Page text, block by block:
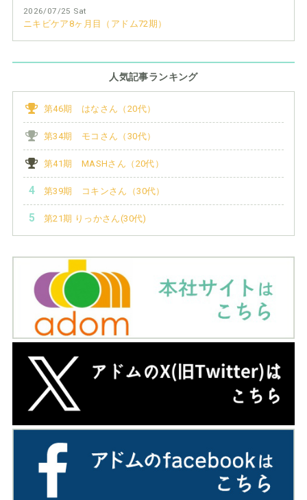
2026/07/25 Sat
ニキビケア8ヶ月目（アドム72期）
人気記事ランキング
第46期 はなさん（20代）
第34期 モコさん（30代）
第41期 MASHさん（20代）
第39期 コキンさん（30代）
第21期 りっかさん(30代)